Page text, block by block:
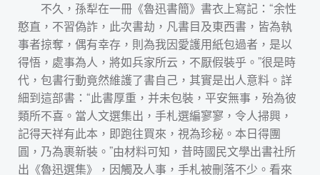
不久，孫犁在一冊《魯迅書簡》書衣上寫記：“余性
憨直，不習偽詐，此次書劫，凡書目及東西書，皆為執
事者掠奪，偶有幸存，則為我因愛護用紙包過者，是以
得悟，處事為人，將如兵家所云，不厭假裝乎。”很是時
代，包書行動竟然維護了書自己，其實是出人意料。詳
細到這部書：“此書厚重，并未包裝，平安無事，殆為彼
類所不喜。當人文選集出，手札選編寥寥，令人掃興，
記得天祥有此本，即跑往買來，視為珍秘。本日得團
圓，乃為裹新裝。”由材料可知，昔時國民文學出書社所
出《魯迅選集》，因觸及人事，手札被刪落不少。看來